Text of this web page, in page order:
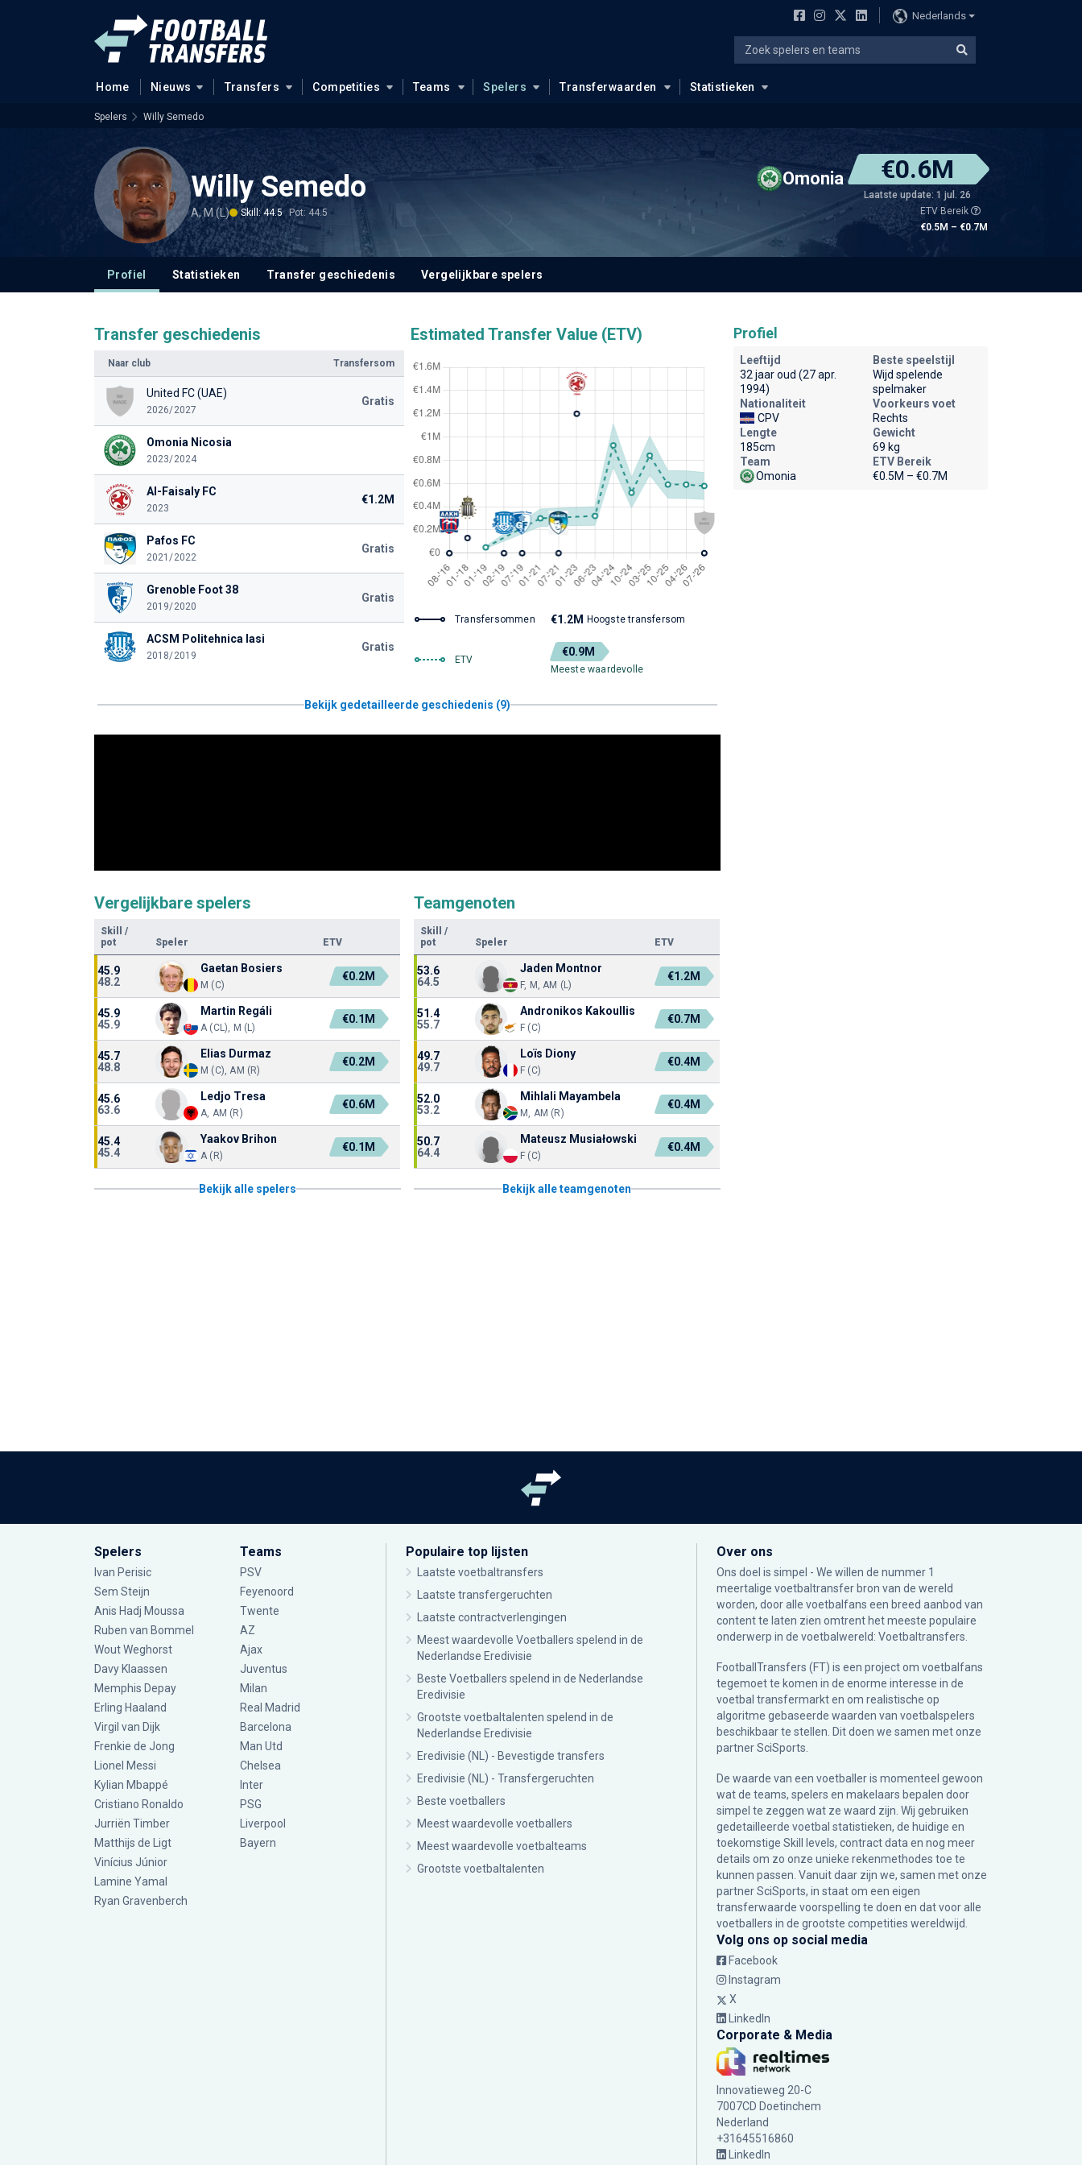
Nederlands
Home Nieuws Transfers Competities Teams Spelers Transferwaarden Statistieken
Spelers Willy Semedo
Willy Semedo
A, M (L) Skill: 44.5 Pot: 44.5
Omonia €0.6M
Laatste update: 1 jul. 26
ETV Bereik
€0.5M – €0.7M
Profiel Statistieken Transfer geschiedenis Vergelijkbare spelers
Transfer geschiedenis
Naar club Transfersom
United FC (UAE)
2026/2027
Gratis
Omonia Nicosia
2023/2024
Al-Faisaly FC
2023
€1.2M
Pafos FC
2021/2022
Gratis
Grenoble Foot 38
2019/2020
Gratis
ACSM Politehnica Iasi
2018/2019
Gratis
Estimated Transfer Value (ETV)
Transfersommen €1.2M Hoogste transfersom
ETV
€0.9M
Meeste waardevolle
Bekijk gedetailleerde geschiedenis (9)
Vergelijkbare spelers
Skill
/
pot
Speler ETV
45.9
48.2
Gaetan Bosiers
M (C)
€0.2M
45.9
45.9
Martin Regáli
A (CL), M (L)
€0.1M
45.7
48.8
Elias Durmaz
M (C), AM (R)
€0.2M
45.6
63.6
Ledjo Tresa
A, AM (R)
€0.6M
45.4
45.4
Yaakov Brihon
A (R)
€0.1M
Bekijk alle spelers
Teamgenoten
Skill
/
pot
Speler ETV
53.6
64.5
Jaden Montnor
F, M, AM (L)
€1.2M
51.4
55.7
Andronikos Kakoullis
F (C)
€0.7M
49.7
49.7
Loïs Diony
F (C)
€0.4M
52.0
53.2
Mihlali Mayambela
M, AM (R)
€0.4M
50.7
64.4
Mateusz Musiałowski
F (C)
€0.4M
Bekijk alle teamgenoten
Profiel
Leeftijd
32 jaar oud (27 apr.
1994)
Beste speelstijl
Wijd spelende
spelmaker
Nationaliteit
CPV
Voorkeurs voet
Rechts
Lengte
185cm
Gewicht
69 kg
Team
Omonia
ETV Bereik
€0.5M – €0.7M
Spelers
Ivan Perisic
Sem Steijn
Anis Hadj Moussa
Ruben van Bommel
Wout Weghorst
Davy Klaassen
Memphis Depay
Erling Haaland
Virgil van Dijk
Frenkie de Jong
Lionel Messi
Kylian Mbappé
Cristiano Ronaldo
Jurriën Timber
Matthijs de Ligt
Vinícius Júnior
Lamine Yamal
Ryan Gravenberch
Teams
PSV
Feyenoord
Twente
AZ
Ajax
Juventus
Milan
Real Madrid
Barcelona
Man Utd
Chelsea
Inter
PSG
Liverpool
Bayern
Populaire top lijsten
Laatste voetbaltransfers
Laatste transfergeruchten
Laatste contractverlengingen
Meest waardevolle Voetballers spelend in de
Nederlandse Eredivisie
Beste Voetballers spelend in de Nederlandse
Eredivisie
Grootste voetbaltalenten spelend in de
Nederlandse Eredivisie
Eredivisie (NL) - Bevestigde transfers
Eredivisie (NL) - Transfergeruchten
Beste voetballers
Meest waardevolle voetballers
Meest waardevolle voetbalteams
Grootste voetbaltalenten
Over ons
Ons doel is simpel - We willen de nummer 1
meertalige voetbaltransfer bron van de wereld
worden, door alle voetbalfans een breed aanbod van
content te laten zien omtrent het meeste populaire
onderwerp in de voetbalwereld: Voetbaltransfers.
FootballTransfers (FT) is een project om voetbalfans
tegemoet te komen in de enorme interesse in de
voetbal transfermarkt en om realistische op
algoritme gebaseerde waarden van voetbalspelers
beschikbaar te stellen. Dit doen we samen met onze
partnerSciSports
De waarde van een voetballer is momenteel gewoon
wat de teams, spelers en makelaars bepalen door
simpel te zeggen wat ze waard zijn. Wij gebruiken
gedetailleerde voetbal statistieken, de huidige en
toekomstige Skill levels, contract data en nog meer
details om zo onze unieke rekenmethodes toe te
kunnen passen. Vanuit daar zijn we, samen met onze
partner SciSports, in staat om een eigen
transferwaarde voorspelling te doen en dat voor alle
voetballers in de grootste competities wereldwijd.
Volg ons op social media
Facebook
Instagram
X
LinkedIn
Corporate & Media
Innovatieweg 20-C
7007CD Doetinchem
Nederland
+31645516860
LinkedIn